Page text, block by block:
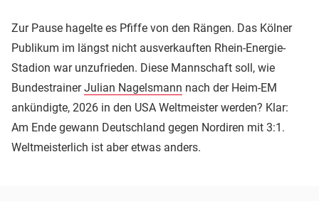
Zur Pause hagelte es Pfiffe von den Rängen. Das Kölner
Publikum im längst nicht ausverkauften Rhein-Energie-
Stadion war unzufrieden. Diese Mannschaft soll, wie
BundestrainerJulian Nagelsmann nach der Heim-EM
ankündigte, 2026 in den USA Weltmeister werden? Klar:
Am Ende gewann Deutschland gegen Nordiren mit 3:1.
Weltmeisterlich ist aber etwas anders.